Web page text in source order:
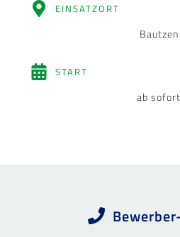
EINSATZORT
Bautzen
START
ab sofort